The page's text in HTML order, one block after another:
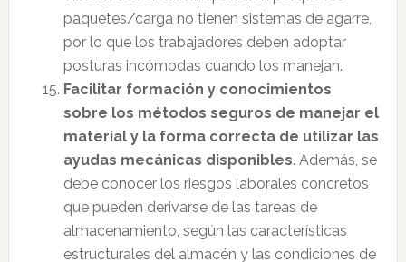
paquetes/carga no tienen sistemas de agarre,
por lo que los trabajadores deben adoptar
posturas incómodas cuando los manejan.
Facilitar formación y conocimientos
sobre los métodos seguros de manejar el
material y la forma correcta de utilizar las
ayudas mecánicas disponibles. Además, se
debe conocer los riesgos laborales concretos
que pueden derivarse de las tareas de
almacenamiento, según las características
estructurales del almacén y las condiciones de